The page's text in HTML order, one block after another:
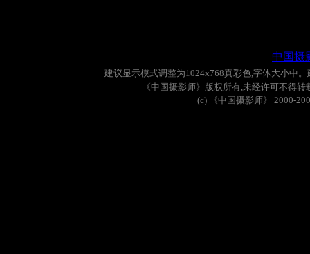
|中国摄
建议显示模式调整为1024x768真彩色,字体大小中。
《中国摄影师》版权所有,未经许可不得转
(c)
《中国摄影师》 2000-200